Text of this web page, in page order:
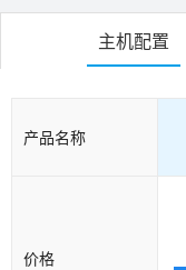
主机配置
产品名称
价格